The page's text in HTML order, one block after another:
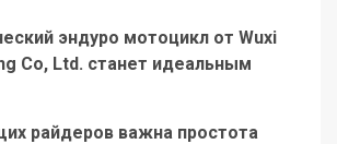
эндуро мотоцикл от Wuxi
Co, Ltd. станет идеальным
райдеров важна простота